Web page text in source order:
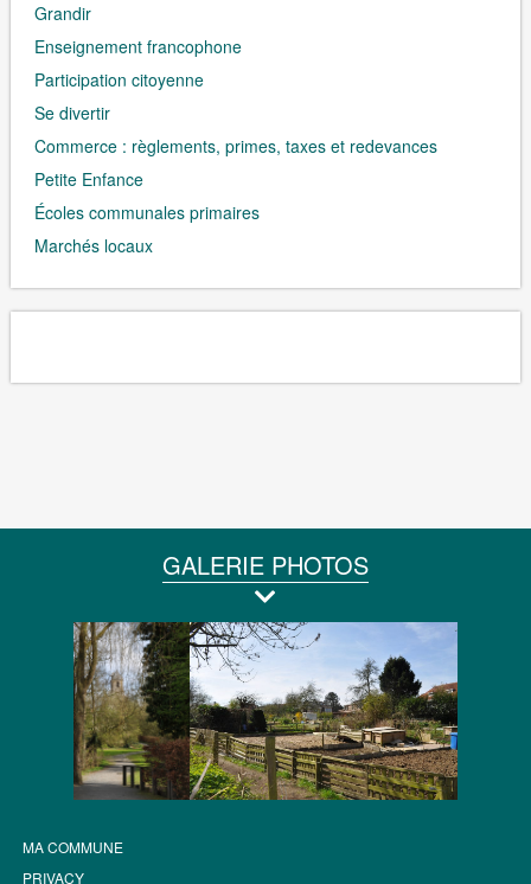
Grandir
Enseignement francophone
Participation citoyenne
Se divertir
Commerce : règlements, primes, taxes et redevances
Petite Enfance
Écoles communales primaires
Marchés locaux
GALERIE PHOTOS
MA COMMUNE
PRIVACY